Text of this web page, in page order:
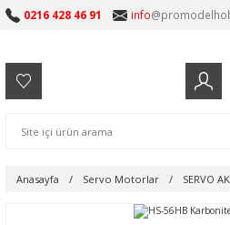
0216 428 46 91 info
Anasayfa Servo Motorlar SERVO